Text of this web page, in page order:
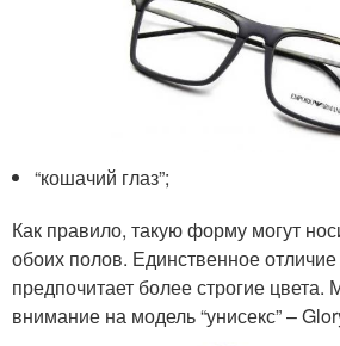
“кошачий глаз”;
Как правило, такую форму могут
обоих полов. Единственное
предпочитает более строгие цвета.
внимание на модель “унисекс” –